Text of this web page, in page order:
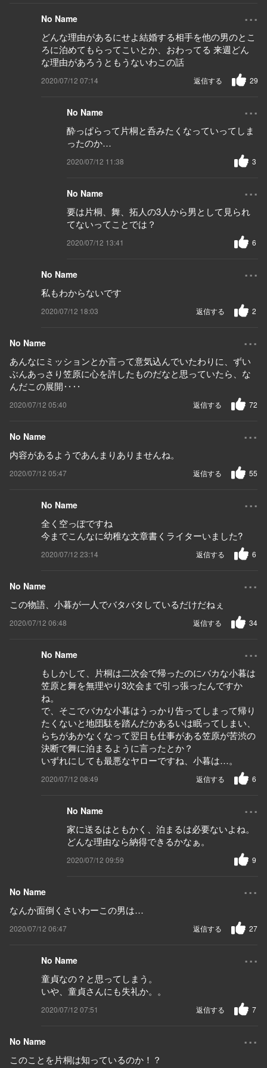
No Name ...
どんな理由があるにせよ結婚する相手を他の男のとこ
ろに泊めてもらってこいとか、おわってる 来週どん
な理由があろうともうないわこの話
2020/07/12 07:14 29
返信する
No Name ...
酔っぱらって片桐と呑みたくなっていってしま
ったのか…
2020/07/12 11:38 3
No Name ...
要は片桐、舞、拓人の3人から男として見られ
てないってことでは？
2020/07/12 13:41 6
No Name ...
私もわからないです
2020/07/12 18:03 2
返信する
No Name ...
あんなにミッションとか言って意気込んでいたわりに、ずい
ぶんあっさり笠原に心を許したものだなと思っていたら、な
んだこの展開‥‥
2020/07/12 05:40 72
返信する
No Name ...
内容があるようであんまりありませんね。
2020/07/12 05:47 55
返信する
No Name ...
全く空っぽですね
今までこんなに幼稚な文章書くライターいました?
2020/07/12 23:14 6
返信する
No Name ...
この物語、小暮が一人でバタバタしているだけだねぇ
2020/07/12 06:48 34
返信する
No Name ...
もしかして、片桐は二次会で帰ったのにバカな小暮は
笠原と舞を無理やり3次会まで引っ張ったんですか
ね。
で、そこでバカな小暮はうっかり告ってしまって帰り
たくないと地団駄を踏んだかあるいは眠ってしまい、
らちがあかなくなって翌日も仕事がある笠原が苦渋の
決断で舞に泊まるように言ったとか？
いずれにしても最悪なヤローですね、小暮は…。
2020/07/12 08:49 6
返信する
No Name ...
家に送るはともかく、泊まるは必要ないよね。
どんな理由なら納得できるかなぁ。
2020/07/12 09:59 9
No Name ...
なんか面倒くさいわーこの男は…
2020/07/12 06:47 27
返信する
No Name ...
童貞なの？と思ってしまう。
いや、童貞さんにも失礼か。。
2020/07/12 07:51 7
返信する
No Name ...
このことを片桐は知っているのか！？